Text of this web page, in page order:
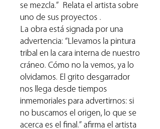
se mezcla.” Relata el artista sobre
uno de sus proyectos .
La obra está signada por una
advertencia: “Llevamos la pintura
tribal en la cara interna de nuestro
cráneo. Cómo no la vemos, ya lo
olvidamos. El grito desgarrador
nos llega desde tiempos
inmemoriales para advertirnos: si
no buscamos el origen, lo que se
acerca es el final.” afirma el artista